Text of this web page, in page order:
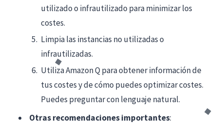
utilizado o infrautilizado para minimizar los
costes.
Limpia las instancias no utilizadas o
infrautilizadas.
Utiliza Amazon Q para obtener información de
tus costes y de cómo puedes optimizar costes.
Puedes preguntar con lenguaje natural.
Otras recomendaciones importantes: